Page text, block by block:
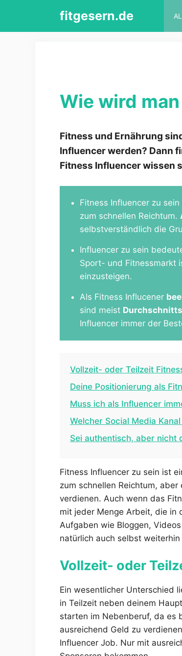
springen
fitgesern.de
Wie wird
Fitness und Ernährung
Influencer werden? Dann
Fitness Influencer wissen
Fitness Influencer zu sein
zum schnellen Reichtum.
selbstverständlich die
Influencer zu sein
Sport- und Fitnessmarkt
einzusteigen.
Als Fitness Influcener
sind meist
Influencer immer der
Vollzeit- oder Teilzeit
Deine Positionierung als
Muss ich als Influencer
Welcher Social Media
Sei authentisch, aber nicht
Fitness Influencer zu sein ist
zum schnellen Reichtum,
verdienen. Auch wenn das
mit jeder Menge Arbeit, die in
Aufgaben wie Bloggen,
natürlich auch selbst
Vollzeit- oder
Ein wesentlicher Unterschied
in Teilzeit neben deinem
starten im Nebenberuf, da es
ausreichend Geld zu
Influencer Job. Nur mit